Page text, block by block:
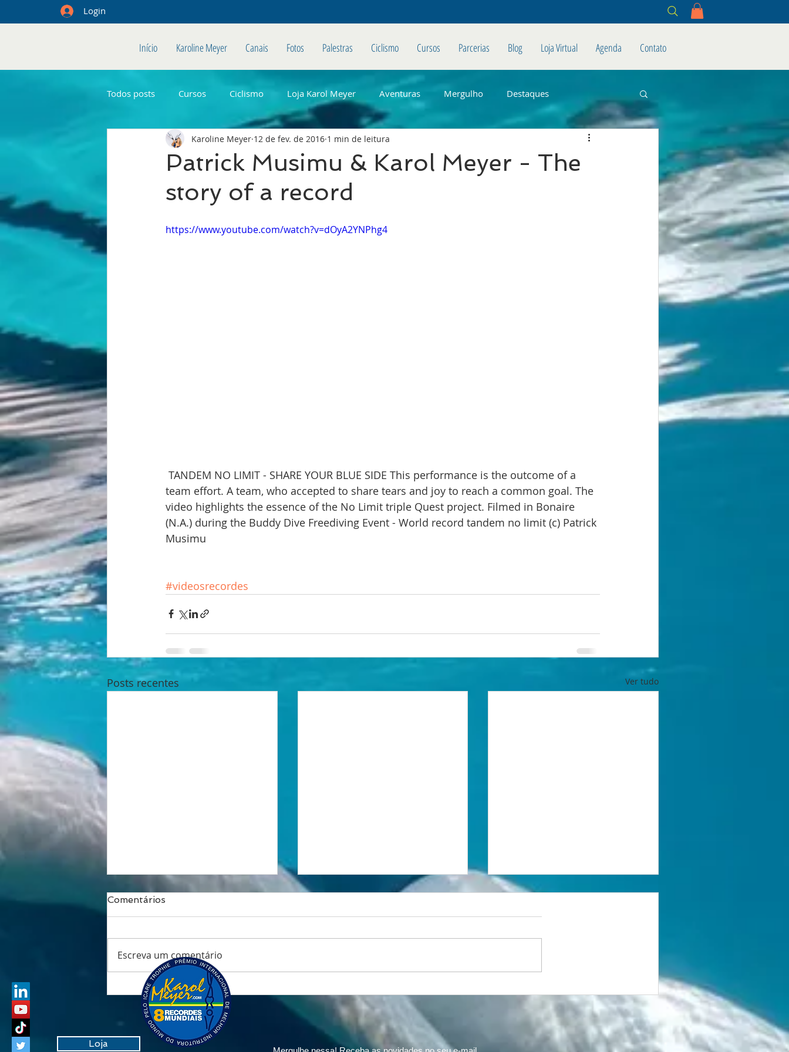
Login
Início Karoline Meyer Canais Fotos Palestras Ciclismo Cursos Parcerias Blog Loja Virtual Agenda Contato
Todos posts Cursos Ciclismo Loja Karol Meyer Aventuras Mergulho Destaques
Patrick Musimu & Karol Meyer - The
story of a record
Karoline Meyer 12 de fev. de 2016 1 min de leitura
https://www.youtube.com/watch?v=dOyA2YNPhg4
team effort. A team, who accepted to share tears and joy to reach a common goal. The
video highlights the essence of the No Limit triple Quest project. Filmed in Bonaire
(N.A.) during the Buddy Dive Freediving Event - World record tandem no limit (c) Patrick
Musimu
#videosrecordes
Posts recentes Ver tudo
Respirar é viver: o fôlego
que transforma saúde,
performance e
longevidade
longevidade: o fôlego que
conecta montanha e mar
coragem. 1 Lugar no
Campeonato Brasileiro
Master de XCO
Comentários
Escreva um comentário
Loja